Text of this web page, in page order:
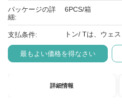
パッケージの詳
細:
6PCS/箱
支払条件: トン/ Tは、ウェ
最もよい価格を得なさい
詳細情報